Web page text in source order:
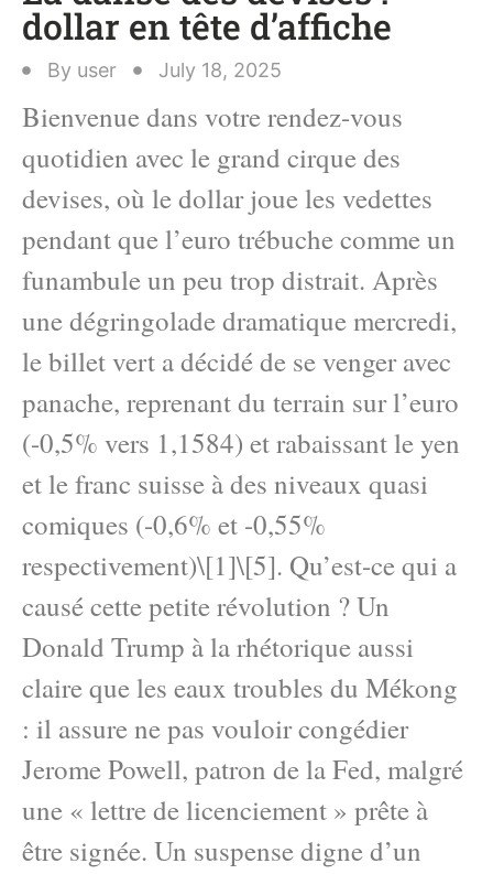
dollar en tête d’affiche
By user July 18, 2025
Bienvenue dans votre rendez-vous
quotidien avec le grand cirque des
devises, où le dollar joue les vedettes
pendant que l’euro trébuche comme un
funambule un peu trop distrait. Après
une dégringolade dramatique mercredi,
le billet vert a décidé de se venger avec
panache, reprenant du terrain sur l’euro
(-0,5% vers 1,1584) et rabaissant le yen
et le franc suisse à des niveaux quasi
comiques (-0,6% et -0,55%
respectivement)\[1]\[5]. Qu’est-ce qui a
causé cette petite révolution ? Un
Donald Trump à la rhétorique aussi
claire que les eaux troubles du Mékong
: il assure ne pas vouloir congédier
Jerome Powell, patron de la Fed, malgré
une « lettre de licenciement » prête à
être signée. Un suspense digne d’un